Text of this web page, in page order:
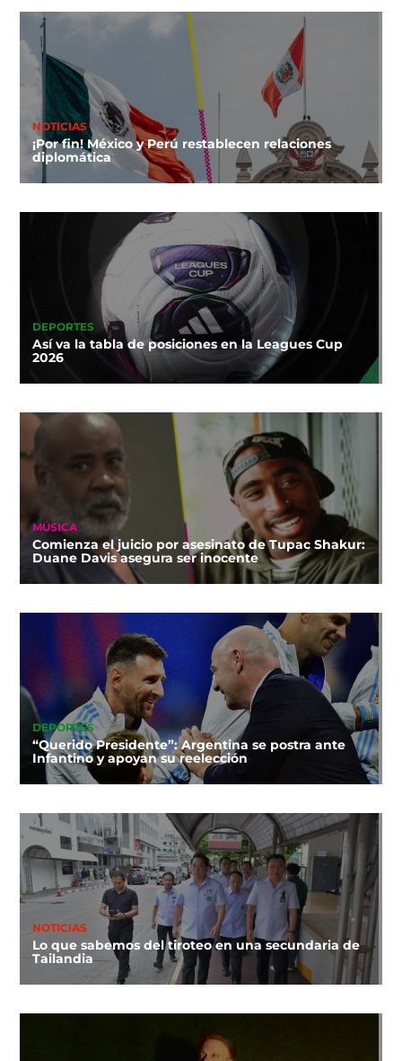
NOTICIAS
¡Por fin! México y Perú restablecen relaciones
diplomática
DEPORTES
Así va la tabla de posiciones en la Leagues Cup
2026
MÚSICA
Comienza el juicio por asesinato de Tupac Shakur:
Duane Davis asegura ser inocente
DEPORTES
“Querido Presidente”: Argentina se postra ante
Infantino y apoyan su reelección
NOTICIAS
Lo que sabemos del tiroteo en una secundaria de
Tailandia